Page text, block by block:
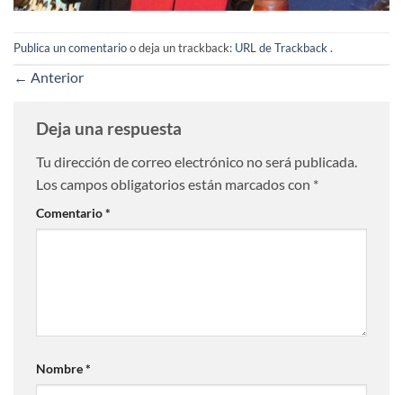
Publica un comentarioo deja un trackback: URL de Trackback.
← Anterior
Deja una respuesta
Tu dirección de correo electrónico no será publicada.
Los campos obligatorios están marcados con *
Comentario*
Nombre*